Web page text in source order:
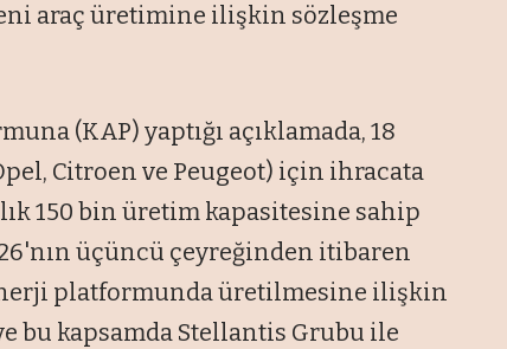
araç üretimine ilişkin sözleşme
(KAP) yaptığı açıklamada, 18
Citroen ve Peugeot) için ihracata
150 bin üretim kapasitesine sahip
üçüncü çeyreğinden itibaren
platformunda üretilmesine ilişkin
bu kapsamda Stellantis Grubu ile